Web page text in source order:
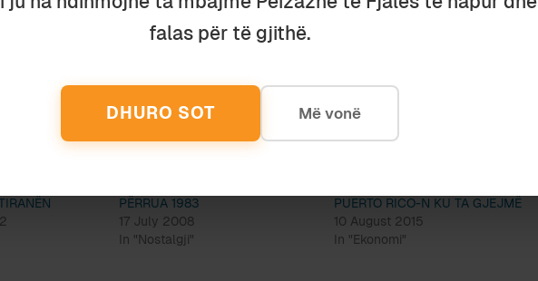
ma thotë se një shpjegim i tillë do të mbërrijë sapo të miratohet
për rrëzimet shalëhapura të modelave dhe llastikat e këputura të
PËRRUA 1983
17 July 2008
In "Nostalgji"
PUERTO RICO-N KU TA GJEJMË
10 August 2015
In "Ekonomi"
falas për të gjithë.
DHURO SOT Më vonë